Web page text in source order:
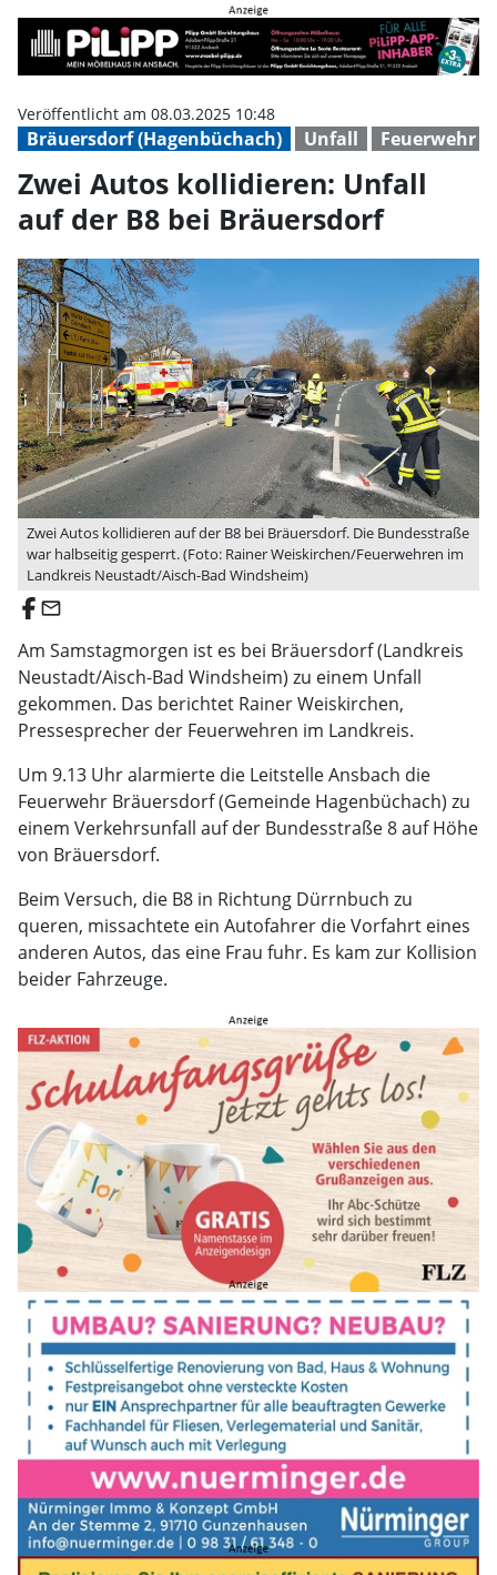
Zwei Autos kollidieren: Unfall
Bräuersdorf (Hagenbüchach) Unfall Feuerwehr
Veröffentlicht am 08.03.2025 10:48
Zwei Autos kollidieren: Unfall
auf der B8 bei Bräuersdorf
Zwei Autos kollidieren auf der B8 bei Bräuersdorf. Die Bundesstraße
war halbseitig gesperrt. (Foto: Rainer Weiskirchen/Feuerwehren im
Landkreis Neustadt/Aisch-Bad Windsheim)
email
Am Samstagmorgen ist es bei Bräuersdorf (Landkreis
Neustadt/Aisch-Bad Windsheim) zu einem Unfall
gekommen. Das berichtet Rainer Weiskirchen,
Pressesprecher der Feuerwehren im Landkreis.
Um 9.13 Uhr alarmierte die Leitstelle Ansbach die
Feuerwehr Bräuersdorf (Gemeinde Hagenbüchach) zu
einem Verkehrsunfall auf der Bundesstraße 8 auf Höhe
von Bräuersdorf.
Beim Versuch, die B8 in Richtung Dürrnbuch zu
queren, missachtete ein Autofahrer die Vorfahrt eines
anderen Autos, das eine Frau fuhr. Es kam zur Kollision
beider Fahrzeuge.